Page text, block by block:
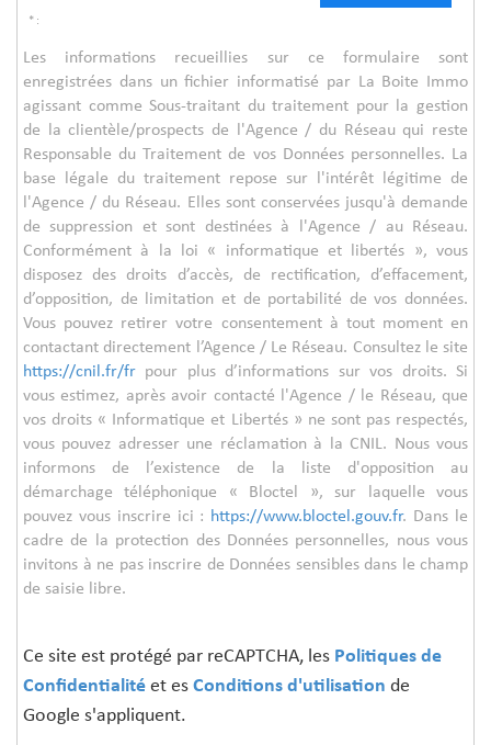
* :
Les informations recueillies sur ce formulaire sont
enregistrées dans un fichier informatisé par La Boite Immo
agissant comme Sous-traitant du traitement pour la gestion
de la clientèle/prospects de l'Agence / du Réseau qui reste
Responsable du Traitement de vos Données personnelles. La
base légale du traitement repose sur l'intérêt légitime de
l'Agence / du Réseau. Elles sont conservées jusqu'à demande
de suppression et sont destinées à l'Agence / au Réseau.
Conformément à la loi « informatique et libertés », vous
disposez des droits d’accès, de rectification, d’effacement,
d’opposition, de limitation et de portabilité de vos données.
Vous pouvez retirer votre consentement à tout moment en
contactant directement l’Agence / Le Réseau. Consultez le site
https://cnil.fr/fr pour plus d’informations sur vos droits. Si
vous estimez, après avoir contacté l'Agence / le Réseau, que
vos droits « Informatique et Libertés » ne sont pas respectés,
vous pouvez adresser une réclamation à la CNIL. Nous vous
informons de l’existence de la liste d'opposition au
démarchage téléphonique « Bloctel », sur laquelle vous
pouvez vous inscrire ici : https://www.bloctel.gouv.fr. Dans le
cadre de la protection des Données personnelles, nous vous
invitons à ne pas inscrire de Données sensibles dans le champ
de saisie libre.
Ce site est protégé par reCAPTCHA, les Politiques de
Confidentialité et es Conditions d'utilisation de
Google s'appliquent.